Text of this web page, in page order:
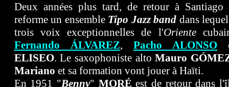
Deux années plus tard, de retour à
reforme un ensemble Tipo Jazz band dans
trois voix exceptionnelles de l'Oriente
Fernando ÁLVAREZ, Pacho ALONSO
ELISEO. Le saxophoniste altoMauro GÓ
Mariano et sa formation vont jouer à Haïti.
En 1951 "Benny" MORÉ est de retour dans